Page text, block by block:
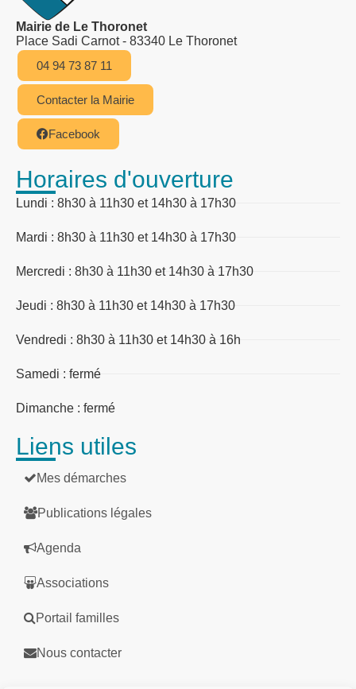
Mairie de Le Thoronet
Place Sadi Carnot - 83340 Le Thoronet
04 94 73 87 11
Contacter la Mairie
Facebook
Horaires d'ouverture
Lundi : 8h30 à 11h30 et 14h30 à 17h30
Mardi : 8h30 à 11h30 et 14h30 à 17h30
Mercredi : 8h30 à 11h30 et 14h30 à 17h30
Jeudi : 8h30 à 11h30 et 14h30 à 17h30
Vendredi : 8h30 à 11h30 et 14h30 à 16h
Samedi : fermé
Dimanche : fermé
Liens utiles
Mes démarches
Publications légales
Agenda
Associations
Portail familles
Nous contacter